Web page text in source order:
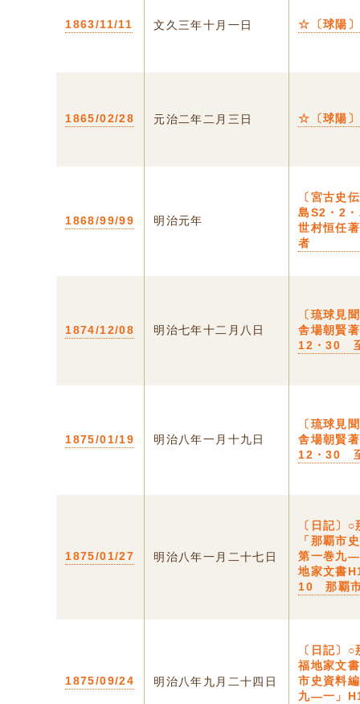
1863/11/11 文久三年十月一日 ☆〔球陽〕
1865/02/28 元治二年二月三日 ☆〔球陽〕
1868/99/99 明治元年
〔宮古史
島S2・2
世村恒任
者
1874/12/08 明治七年十二月八日
〔琉球見
舎場朝賢
12・30
1875/01/19 明治八年一月十九日
〔琉球見
舎場朝賢
12・30
1875/01/27 明治八年一月二十七日
〔日記〕
「那覇市
第一巻九
地家文書
10 那覇
1875/09/24 明治八年九月二十四日
〔日記
福地家文
市史資料
九―一」